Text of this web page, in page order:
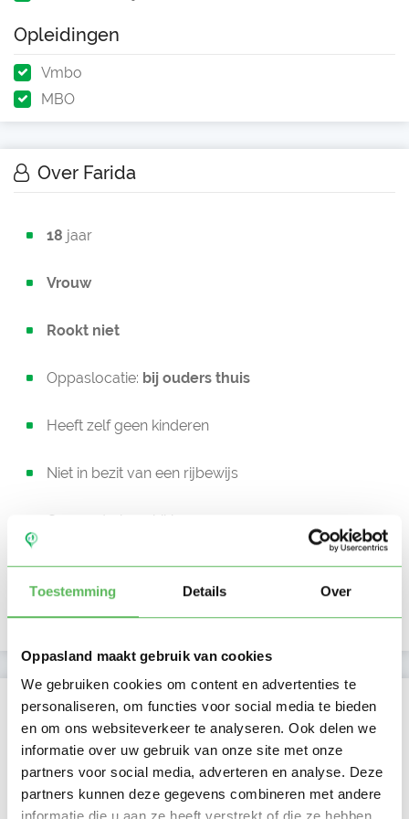
Toestemming Details Over
Oppasland maakt gebruik van cookies
We gebruiken cookies om content en advertenties te
personaliseren, om functies voor social media te bieden
en om ons websiteverkeer te analyseren. Ook delen we
informatie over uw gebruik van onze site met onze
partners voor social media, adverteren en analyse. Deze
partners kunnen deze gegevens combineren met andere
Opleidingen
Vmbo
MBO
Over Farida
18 jaar
Vrouw
Rookt niet
Oppaslocatie: bij ouders thuis
Heeft zelf geen kinderen
Niet in bezit van een rijbewijs
Geen auto beschikbaar
Beschikbaar vanaf: Account only
Uurtarief: Account only
Kan oppassen op
Farida heeft nog geen
beschikbaarheid
Ochtend
Middag
Namiddag
Avond
NIEUW